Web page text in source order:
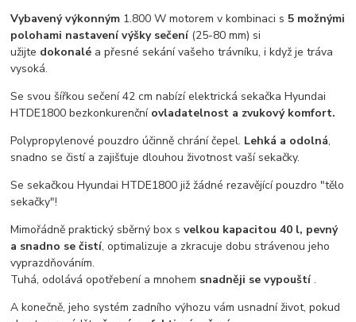
Vybavený výkonným 1.800 W motorem v kombinaci s 5 možnými
polohami nastavení výšky sečení(25-80 mm) si
užijte dokonalé a přesné sekání vašeho trávníku, i když je tráva
vysoká.
Se svou šířkou sečení 42 cm nabízí elektrická sekačka Hyundai
HTDE1800 bezkonkurenční ovladatelnost a zvukový komfort.
Polypropylenové pouzdro účinně chrání čepel. Lehká a odolná,
snadno se čistí a zajišťuje dlouhou životnost vaší sekačky.
Se sekačkou Hyundai HTDE1800 již žádné rezavějící pouzdro "tělo
sekačky"!
Mimořádně praktický sběrný box svelkou kapacitou 40 l, pevný
a snadno se čistí, optimalizuje a zkracuje dobu strávenou jeho
vyprazdňováním.
Tuhá, odolává opotřebení a mnohem snadněji se vypouští.
A konečně, jeho systém zadního výhozu vám usnadní život, pokud